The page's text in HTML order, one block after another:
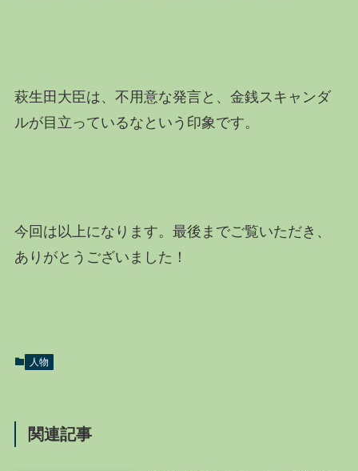
萩生田大臣は、不用意な発言と、金銭スキャンダ
ルが目立っているなという印象です。
今回は以上になります。最後までご覧いただき、
ありがとうございました！
人物
関連記事